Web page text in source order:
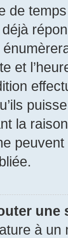
de
déjà
et
la
une
à un